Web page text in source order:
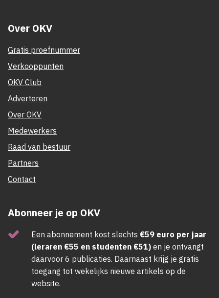
Over OKV
Gratis proefnummer
Verkooppunten
OKV Club
Adverteren
Over OKV
Medewerkers
Raad van bestuur
Partners
Contact
Abonneer je op OKV
Een abonnement kost slechts €59 euro per jaar
(leraren €55 en studenten €51) en je ontvangt
daarvoor 6 publicaties. Daarnaast krijg je gratis
toegang tot wekelijks nieuwe artikels op de
website.